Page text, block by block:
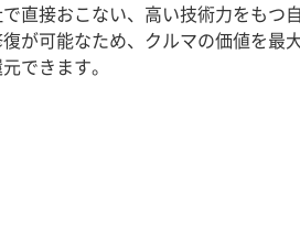
直接おこない、高い技術力をもつ
が可能なため、クルマの価値を最
できます。